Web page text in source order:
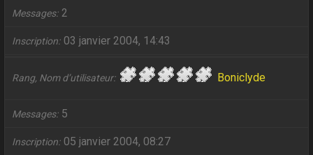
Messages 2
Inscription 03 janvier 2004, 14:43
Rang, Nom d’utilisateur Boniclyde
Messages 5
Inscription 05 janvier 2004, 08:27